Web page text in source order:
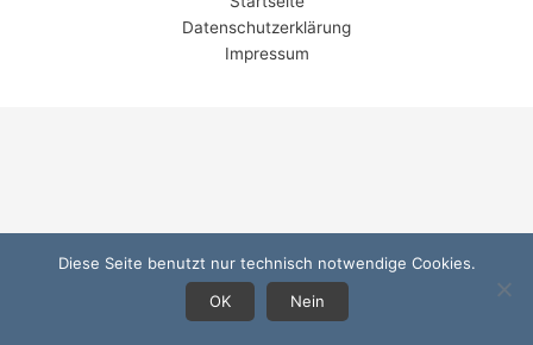
Datenschutzerklärung
Impressum
Diese Seite benutzt nur technisch notwendige Cookies.
OK
Nein